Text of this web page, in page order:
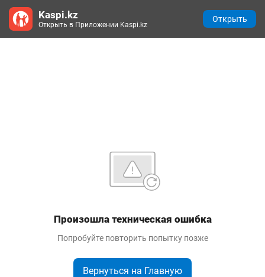
Произошла техническая ошибка
Попробуйте повторить попытку позже
Вернуться на Главную
Kaspi.kz
Открыть в Приложении Kaspi.kz
Открыть